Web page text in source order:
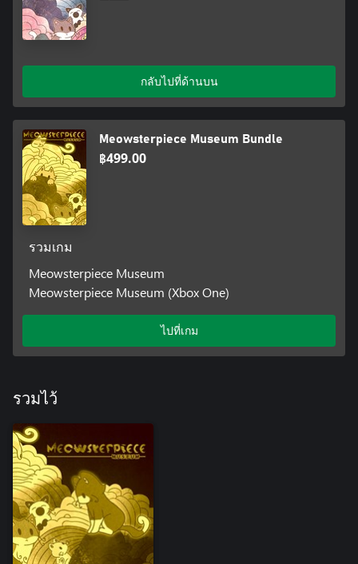
กลับไปที่ด้านบน
Meowsterpiece Museum Bundle
฿499.00
รวมเกม
Meowsterpiece Museum
Meowsterpiece Museum (Xbox One)
ไปที่เกม
รวมไว้